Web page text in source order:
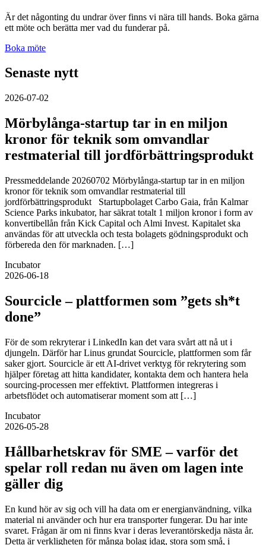
Är det någonting du undrar över finns vi nära till hands. Boka gärna
ett möte och berätta mer vad du funderar på.
Boka möte
Senaste nytt
2026-07-02
Mörbylånga-startup tar in en miljon
kronor för teknik som omvandlar
restmaterial till jordförbättringsprodukt
Pressmeddelande 20260702 Mörbylånga-startup tar in en miljon
kronor för teknik som omvandlar restmaterial till
jordförbättringsprodukt Startupbolaget Carbo Gaia, från Kalmar
Science Parks inkubator, har säkrat totalt 1 miljon kronor i form av
konvertibellån från Kick Capital och Almi Invest. Kapitalet ska
användas för att utveckla och testa bolagets gödningsprodukt och
förbereda den för marknaden. […]
Incubator
2026-06-18
Sourcicle – plattformen som ”gets sh*t
done”
För de som rekryterar i LinkedIn kan det vara svårt att nå ut i
djungeln. Därför har Linus grundat Sourcicle, plattformen som får
saker gjort. Sourcicle är ett AI‑drivet verktyg för rekrytering som
hjälper företag att hitta kandidater, kontakta dem och hantera hela
sourcing‑processen mer effektivt. Plattformen integreras i
arbetsflödet och automatiserar moment som att […]
Incubator
2026-05-28
Hållbarhetskrav för SME – varför det
spelar roll redan nu även om lagen inte
gäller dig
En kund hör av sig och vill ha data om er energianvändning, vilka
material ni använder och hur era transporter fungerar. Du har inte
svaret. Frågan är om ni finns kvar i deras leverantörskedja nästa år.
Detta är verkligheten för många bolag idag, stora som små, i